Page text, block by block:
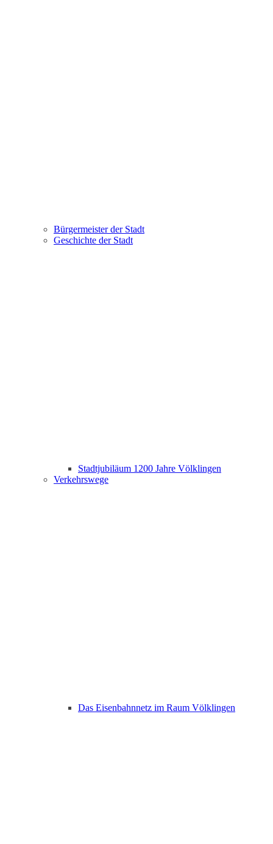
Bürgermeister der Stadt
Geschichte der Stadt
Stadtjubiläum 1200 Jahre Völklingen
Verkehrswege
Das Eisenbahnnetz im Raum Völklingen